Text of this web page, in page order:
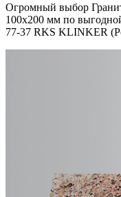
Огромный выбор
100x200 мм по
77-37 RKS KLINKER